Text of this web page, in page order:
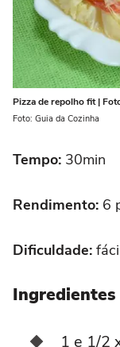
Pizza de repolho fit |
Foto: Guia da Cozinha
Tempo: 30min
Rendimento: 6
Dificuldade:
Ingredientes
1 e 1/2